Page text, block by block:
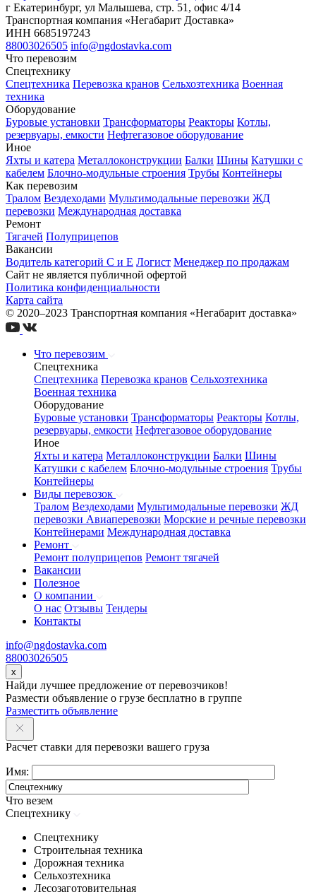
г Екатеринбург, ул Малышева, стр. 51, офис 4/14
Транспортная компания «Негабарит Доставка»
ИНН 6685197243
88003026505 info@ngdostavka.com
Что перевозим
Спецтехнику
Спецтехника Перевозка кранов Сельхозтехника Военная
техника
Оборудование
Буровые установки Трансформаторы Реакторы Котлы,
резервуары, емкости Нефтегазовое оборудование
Иное
Яхты и катера Металлоконструкции Балки Шины Катушки с
кабелем Блочно-модульные строения Трубы Контейнеры
Как перевозим
Тралом Вездеходами Мультимодальные перевозки ЖД
перевозки Международная доставка
Ремонт
Тягачей Полуприцепов
Вакансии
Водитель категорий С и Е Логист Менеджер по продажам
Сайт не является публичной офертой
Политика конфиденциальности
Карта сайта
© 2020–2023 Транспортная компания «Негабарит доставка»
Что перевозим
Спецтехника
Спецтехника Перевозка кранов Сельхозтехника
Военная техника
Оборудование
Буровые установки Трансформаторы Реакторы Котлы,
резервуары, емкости Нефтегазовое оборудование
Иное
Яхты и катера Металлоконструкции Балки Шины
Катушки с кабелем Блочно-модульные строения Трубы
Контейнеры
Виды перевозок
Тралом Вездеходами Мультимодальные перевозки ЖД
перевозки Авиаперевозки Морские и речные перевозки
Контейнерами Международная доставка
Ремонт
Ремонт полуприцепов Ремонт тягачей
Вакансии
Полезное
О компании
О нас Отзывы Тендеры
Контакты
info@ngdostavka.com
88003026505
x
Найди лучшее предложение от перевозчиков!
Размести объявление о грузе бесплатно в группе
Разместить объявление
Расчет ставки для перевозки вашего груза
Имя:
Что везем
Спецтехнику
Спецтехнику
Строительная техника
Дорожная техника
Сельхозтехника
Лесозаготовительная